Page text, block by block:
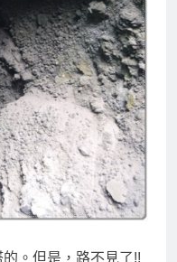
。但是，路不見了!!